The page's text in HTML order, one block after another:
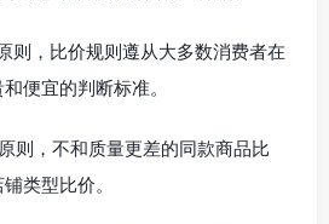
则，比价规则遵从大多数消费者在
便宜的判断标准。
则，不和质量更差的同款商品比
类型比价。